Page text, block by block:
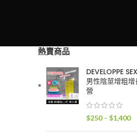
熱賣商品
DEVELOPPE
男性陰莖增粗
營
$250 – $1,400價